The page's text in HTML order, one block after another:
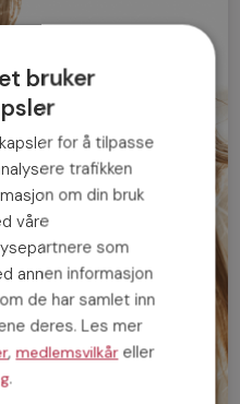
bruker
for å tilpasse
trafikken
om din bruk
våre
som
annen informasjon
de har samlet inn
deres. Les mer
,medlemsvilkåreller
.